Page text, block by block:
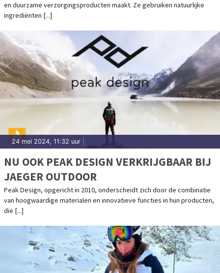
en duurzame verzorgingsproducten maakt. Ze gebruiken natuurlijke
ingrediënten [...]
24 mei 2024, 11:32 uur
NU OOK PEAK DESIGN VERKRIJGBAAR BIJ
JAEGER OUTDOOR
Peak Design, opgericht in 2010, onderscheidt zich door de combinatie
van hoogwaardige materialen en innovatieve functies in hun producten,
die [...]